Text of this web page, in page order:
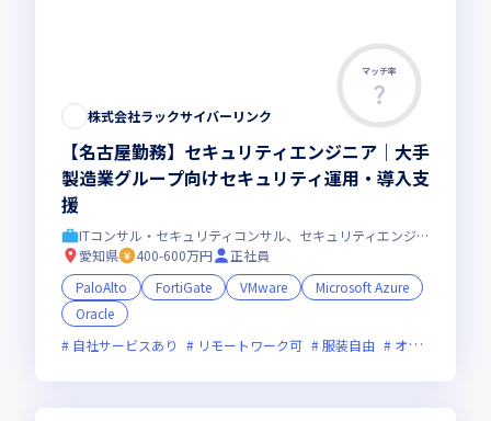
マッチ率
株式会社ラックサイバーリンク
【名古屋勤務】セキュリティエンジニア｜大手
製造業グループ向けセキュリティ運用・導入支
援
ITコンサル・セキュリティコンサル、セキュリティエンジニア
愛知県
400-600万円
正社員
PaloAlto
FortiGate VMware
Microsoft Azure
Oracle
自社サービスあり
リモートワーク可 服装自由 オンライン選考可